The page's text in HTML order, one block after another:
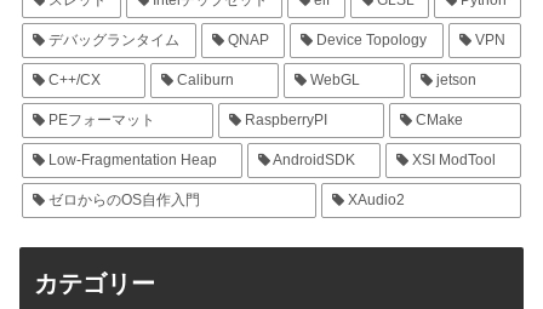
デバッグランタイム QNAP Device Topology VPN
C++/CX Caliburn WebGL jetson
PEフォーマット RaspberryPI CMake
Low-Fragmentation Heap AndroidSDK XSI ModTool
ゼロからのOS自作入門 XAudio2
カテゴリー